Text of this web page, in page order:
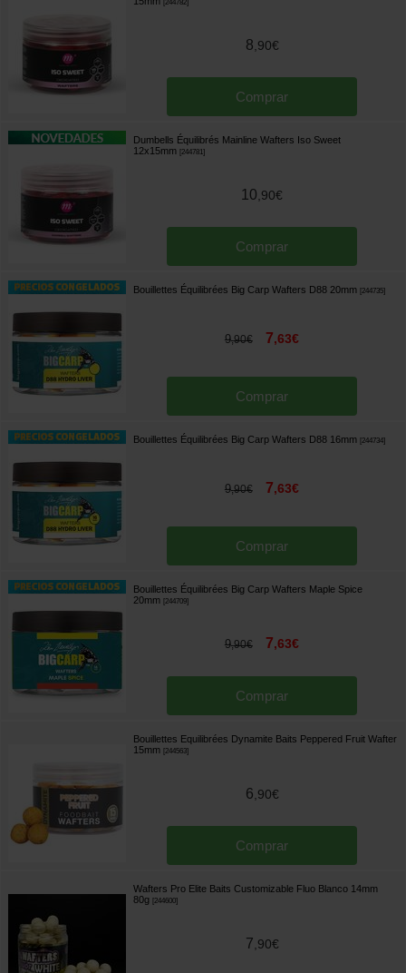
[244782]
8 90€
Comprar
Dumbells Équilibrés Mainline Wafters Iso Sweet
12x15mm [244781]
10 90€
Comprar
Bouillettes Équilibrées Big Carp Wafters D88 20mm [244735]
9,90€ 7,63€
Comprar
Bouillettes Équilibrées Big Carp Wafters D88 16mm [244734]
9,90€ 7,63€
Comprar
Bouillettes Équilibrées Big Carp Wafters Maple Spice
20mm [244709]
9,90€ 7,63€
Comprar
Bouillettes Equilibrées Dynamite Baits Peppered Fruit Wafter
15mm [244563]
6 90€
Comprar
Wafters Pro Elite Baits Customizable Fluo Blanco 14mm
80g [244600]
7 90€